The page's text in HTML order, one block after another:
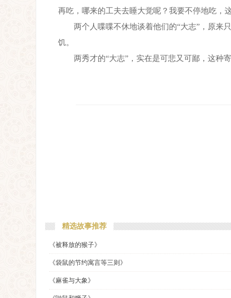
再吃，哪来的工夫去睡大觉呢？我要不停地吃，
两个人喋喋不休地谈着他们的“大志”，原来
饥。
两秀才的“大志”，实在是可悲又可鄙，这种寄
精选故事推荐
《被释放的猴子》
《袋鼠的节约寓言等三则》
《麻雀与大象》